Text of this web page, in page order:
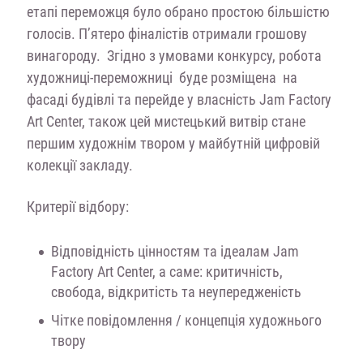
етапі переможця було обрано простою більшістю
голосів. П’ятеро фіналістів отримали грошову
винагороду. Згідно з умовами конкурсу, робота
художниці-переможниці буде розміщена на
фасаді будівлі та перейде у власність Jam Factory
Art Center, також цей мистецький витвір стане
першим художнім твором у майбутній цифровій
колекції закладу.
Критерії відбору:
Відповідність цінностям та ідеалам Jam
Factory Art Center, а саме: критичність,
свобода, відкритість та неупередженість
Чітке повідомлення / концепція художнього
твору